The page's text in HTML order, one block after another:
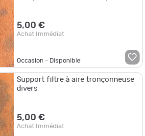
5,00 €
Achat Immédiat
Occasion - Disponible
Support filtre à aire tronçonneuse
divers
5,00 €
Achat Immédiat